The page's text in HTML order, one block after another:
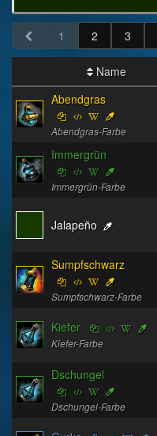
1 2 3
Name
Abendgras
Abendgras-Farbe
Immergrün
Immergrün-Farbe
Jalapeño
Sumpfschwarz
Sumpfschwarz-Farbe
Kiefer
Kiefer-Farbe
Dschungel
Dschungel-Farbe